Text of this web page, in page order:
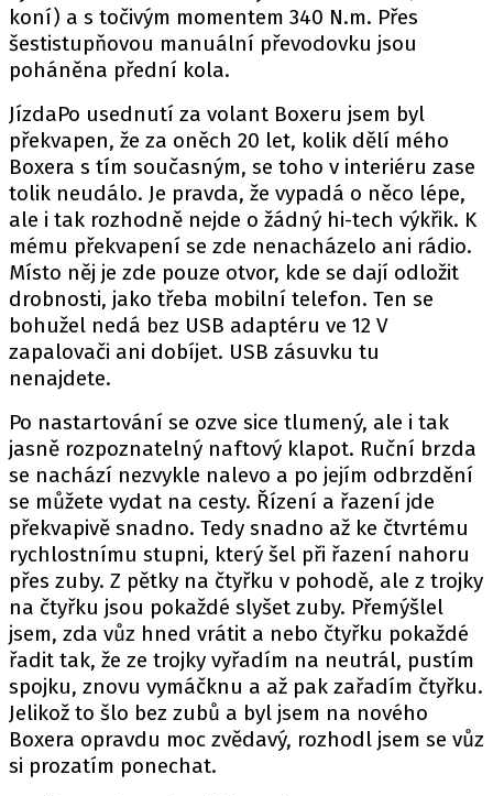
koní) a s točivým momentem 340 N.m. Přes
šestistupňovou manuální převodovku jsou
poháněna přední kola.
JízdaPo usednutí za volant Boxeru jsem byl
překvapen, že za oněch 20 let, kolik dělí mého
Boxera s tím současným, se toho v interiéru zase
tolik neudálo. Je pravda, že vypadá o něco lépe,
ale i tak rozhodně nejde o žádný hi-tech výkřik. K
mému překvapení se zde nenacházelo ani rádio.
Místo něj je zde pouze otvor, kde se dají odložit
drobnosti, jako třeba mobilní telefon. Ten se
bohužel nedá bez USB adaptéru ve 12 V
zapalovači ani dobíjet. USB zásuvku tu
nenajdete.
Po nastartování se ozve sice tlumený, ale i tak
jasně rozpoznatelný naftový klapot. Ruční brzda
se nachází nezvykle nalevo a po jejím odbrzdění
se můžete vydat na cesty. Řízení a řazení jde
překvapivě snadno. Tedy snadno až ke čtvrtému
rychlostnímu stupni, který šel při řazení nahoru
přes zuby. Z pětky na čtyřku v pohodě, ale z trojky
na čtyřku jsou pokaždé slyšet zuby. Přemýšlel
jsem, zda vůz hned vrátit a nebo čtyřku pokaždé
řadit tak, že ze trojky vyřadím na neutrál, pustím
spojku, znovu vymáčknu a až pak zařadím čtyřku.
Jelikož to šlo bez zubů a byl jsem na nového
Boxera opravdu moc zvědavý, rozhodl jsem se vůz
si prozatím ponechat.